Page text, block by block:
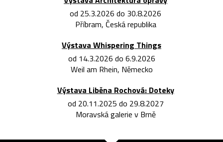
od 25.3.2026 do 30.8.2026
Příbram, Česká republika
Výstava Whispering Things
od 14.3.2026 do 6.9.2026
Weil am Rhein, Německo
Výstava Liběna Rochová: Doteky
od 20.11.2025 do 29.8.2027
Moravská galerie v Brně